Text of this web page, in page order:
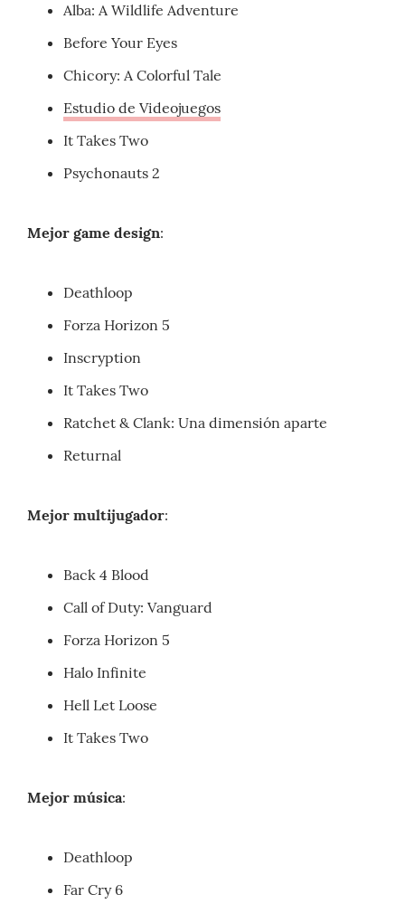
Alba: A Wildlife Adventure
Before Your Eyes
Chicory: A Colorful Tale
Estudio de Videojuegos
It Takes Two
Psychonauts 2
Mejor game design:
Deathloop
Forza Horizon 5
Inscryption
It Takes Two
Ratchet & Clank: Una dimensión aparte
Returnal
Mejor multijugador:
Back 4 Blood
Call of Duty: Vanguard
Forza Horizon 5
Halo Infinite
Hell Let Loose
It Takes Two
Mejor música:
Deathloop
Far Cry 6